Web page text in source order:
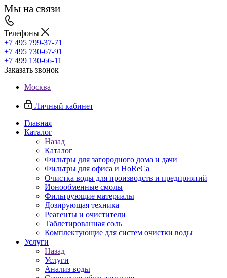
Мы на связи
Телефоны
+7 495 799-37-71
+7 495 730-67-91
+7 499 130-66-11
Заказать звонок
Москва
Личный кабинет
Главная
Каталог
Назад
Каталог
Фильтры для загородного дома и дачи
Фильтры для офиса и HoReCa
Очистка воды для производств и предприятий
Ионообменные смолы
Фильтрующие материалы
Дозирующая техника
Реагенты и очистители
Таблетированная соль
Комплектующие для систем очистки воды
Услуги
Назад
Услуги
Анализ воды